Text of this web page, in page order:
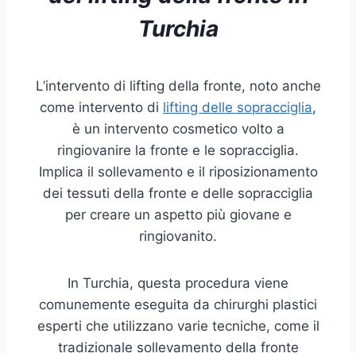
Turchia
L’intervento di lifting della fronte, noto anche
come intervento di lifting delle sopracciglia,
è un intervento cosmetico volto a
ringiovanire la fronte e le sopracciglia.
Implica il sollevamento e il riposizionamento
dei tessuti della fronte e delle sopracciglia
per creare un aspetto più giovane e
ringiovanito.
In Turchia, questa procedura viene
comunemente eseguita da chirurghi plastici
esperti che utilizzano varie tecniche, come il
tradizionale sollevamento della fronte